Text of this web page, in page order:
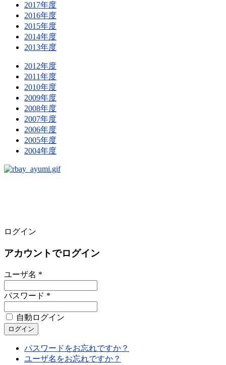
2017年度
2016年度
2015年度
2014年度
2013年度
2012年度
2011年度
2010年度
2009年度
2008年度
2007年度
2006年度
2005年度
2004年度
ログイン
アカウントでログイン
ユーザ名 *
パスワード *
自動ログイン
パスワードをお忘れですか？
ユーザ名をお忘れですか？